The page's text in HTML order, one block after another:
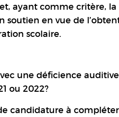
, ayant comme critère,
soutien en vue de
scolaire.
une déficience
ou 2022?
candidature à